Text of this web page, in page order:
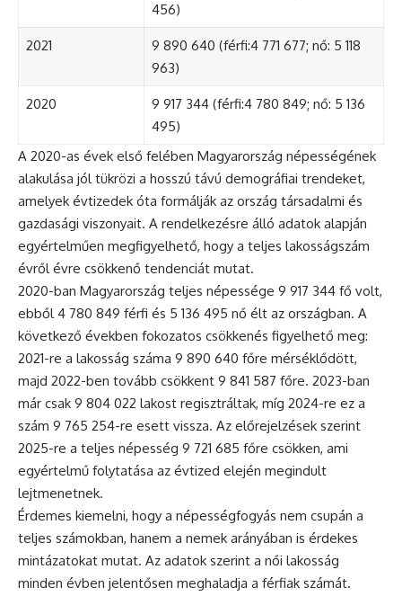
456)
2021
9 890 640 (férfi:4 771 677; nő: 5 118
963)
2020
9 917 344 (férfi:4 780 849; nő: 5 136
495)
A 2020-as évek első felében Magyarország népességének
alakulása jól tükrözi a hosszú távú demográfiai trendeket,
amelyek évtizedek óta formálják az ország társadalmi és
gazdasági viszonyait. A rendelkezésre álló adatok alapján
egyértelműen megfigyelhető, hogy a teljes lakosságszám
évről évre csökkenő tendenciát mutat.
2020-ban Magyarország teljes népessége 9 917 344 fő volt,
ebből 4 780 849 férfi és 5 136 495 nő élt az országban. A
következő években fokozatos csökkenés figyelhető meg:
2021-re a lakosság száma 9 890 640 főre mérséklődött,
majd 2022-ben tovább csökkent 9 841 587 főre. 2023-ban
már csak 9 804 022 lakost regisztráltak, míg 2024-re ez a
szám 9 765 254-re esett vissza. Az előrejelzések szerint
2025-re a teljes népesség 9 721 685 főre csökken, ami
egyértelmű folytatása az évtized elején megindult
lejtmenetnek.
Érdemes kiemelni, hogy a népességfogyás nem csupán a
teljes számokban, hanem a nemek arányában is érdekes
mintázatokat mutat. Az adatok szerint a női lakosság
minden évben jelentősen meghaladja a férfiak számát.